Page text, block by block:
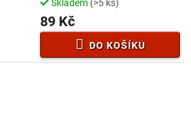
Skladem (>5 ks)
89 Kč
DO KOŠÍKU